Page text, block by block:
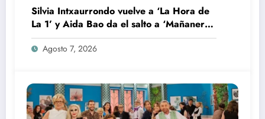
Silvia Intxaurrondo vuelve a ‘La Hora de
La 1’ y Aida Bao da el salto a ‘Mañaneros
360’
Agosto 7, 2026